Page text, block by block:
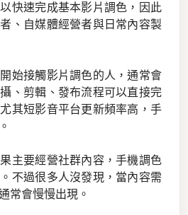
快速完成基本影片調色，因此
、自媒體經營者與日常內容製
始接觸影片調色的人，通常會
、剪輯、發布流程可以直接完
其短影音平台更新頻率高，手
主要經營社群內容，手機調色
不過很多人沒發現，當內容需
常會慢慢出現。